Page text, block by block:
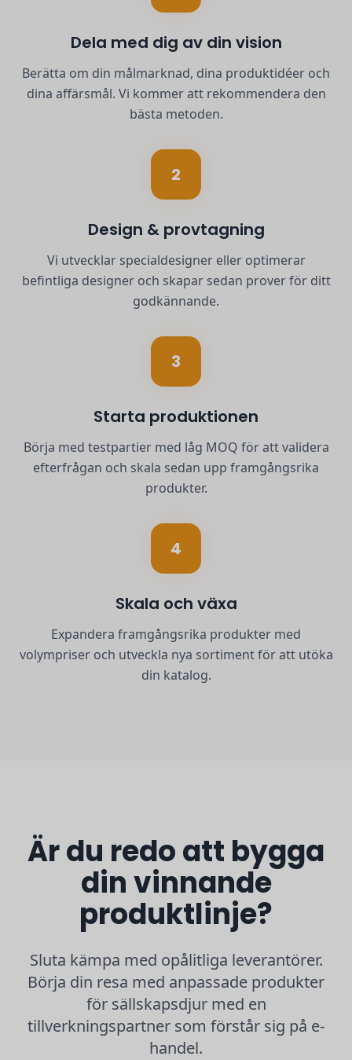
Dela med dig av din vision
Berätta om din målmarknad, dina produktidéer och
dina affärsmål. Vi kommer att rekommendera den
bästa metoden.
2
Design & provtagning
Vi utvecklar specialdesigner eller optimerar
befintliga designer och skapar sedan prover för ditt
godkännande.
3
Starta produktionen
Börja med testpartier med låg MOQ för att validera
efterfrågan och skala sedan upp framgångsrika
produkter.
4
Skala och växa
Expandera framgångsrika produkter med
volympriser och utveckla nya sortiment för att utöka
din katalog.
Är du redo att bygga
din vinnande
produktlinje?
Sluta kämpa med opålitliga leverantörer.
Börja din resa med anpassade produkter
för sällskapsdjur med en
tillverkningspartner som förstår sig på e-
handel.